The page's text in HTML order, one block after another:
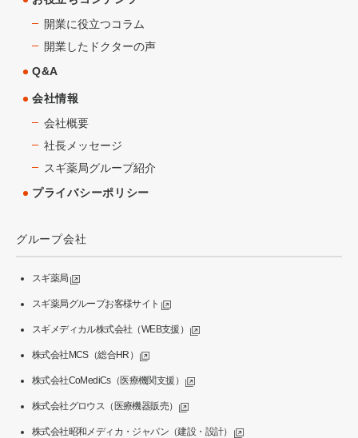
開業に役立つコラム
開業したドクターの声
Q&A
会社情報
会社概要
社長メッセージ
スギ薬局グループ紹介
プライバシーポリシー
グループ会社
スギ薬局
スギ薬局グループお客様サイト
スギメディカル株式会社（WEB支援）
株式会社MCS（総合HR）
株式会社CoMediCs（医療機関支援）
株式会社グロウス（医療機器販売）
株式会社昭和メディカ・ジャパン（建設・設計）